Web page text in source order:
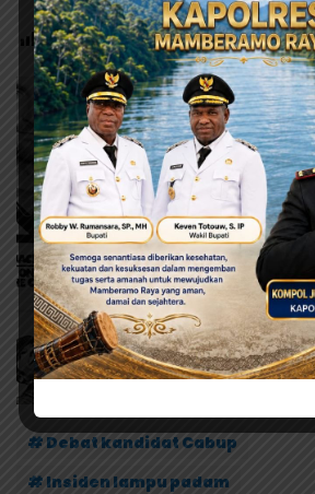
Post Views:90
# Debat kandidat Cabup
# Insiden lampu padam